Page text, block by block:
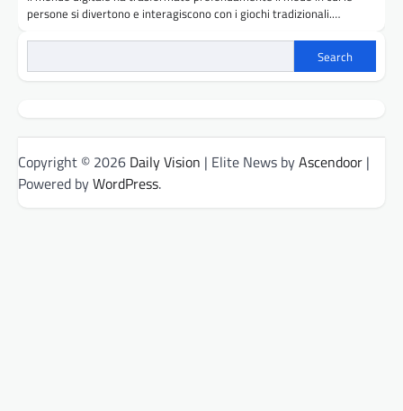
persone si divertono e interagiscono con i giochi tradizionali.…
Search
Copyright © 2026 Daily Vision | Elite News byAscendoor |
Powered byWordPress.